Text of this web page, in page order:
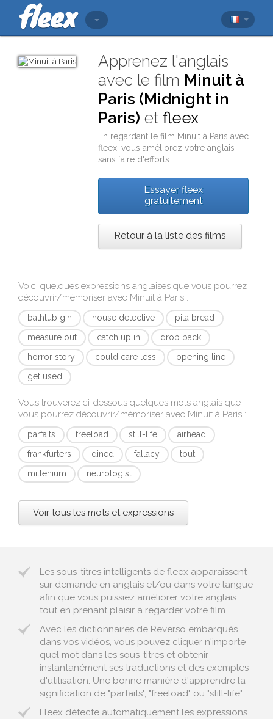
Apprenez l'anglais
avec le film Minuit à
Paris (Midnight in
Paris) etfleex
En regardant le film Minuit à Paris avec
fleex , vous améliorez votre anglais
sans faire d'efforts.
Essayer fleex
gratuitement
Retour à la liste des films
Voici quelques expressions anglaises que vous pourrez
découvrir/mémoriser avec Minuit à Paris :
bathtub gin house detective
pita bread
measure out
catch up in
drop back
horror story
could care less
opening line
get used
Vous trouverez ci-dessous quelques mots anglais que
vous pourrez découvrir/mémoriser avec Minuit à Paris :
parfaits freeload still-life
airhead
frankfurters
dined fallacy
tout
millenium
neurologist
Voir tous les mots et expressions
Les sous-titres intelligents de fleex apparaissent
sur demande en anglais et/ou dans votre langue
afin que vous puissiez améliorer votre anglais
tout en prenant plaisir à regarder votre film.
Avec les dictionnaires de Reverso embarqués
dans vos vidéos, vous pouvez cliquer n'importe
quel mot dans les sous-titres et obtenir
instantanément ses traductions et des exemples
d'utilisation. Une bonne manière d'apprendre la
signification de "parfaits", "freeload" ou "still-life".
Fleex détecte automatiquement les expressions